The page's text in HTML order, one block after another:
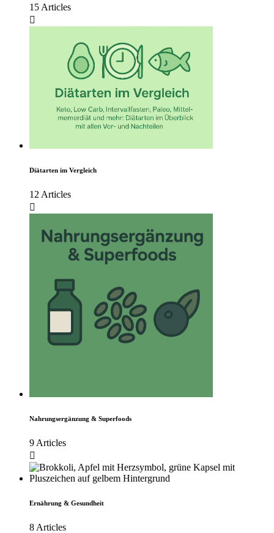
15 Articles
Diätarten im Vergleich
12 Articles
Nahrungsergänzung & Superfoods
9 Articles
Ernährung & Gesundheit
8 Articles